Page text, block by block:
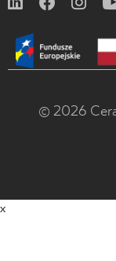
© 2026
x